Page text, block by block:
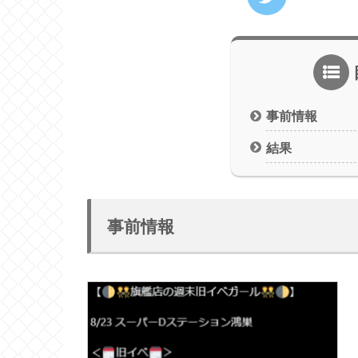
事前情報
結果
事前情報